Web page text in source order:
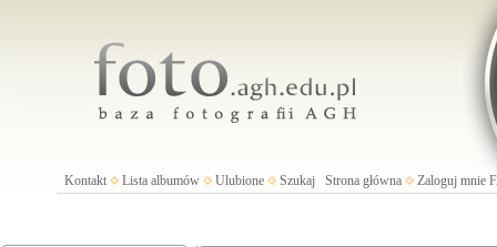
Kontakt Lista albumów Ulubione Szukaj Strona główna Zaloguj mnie